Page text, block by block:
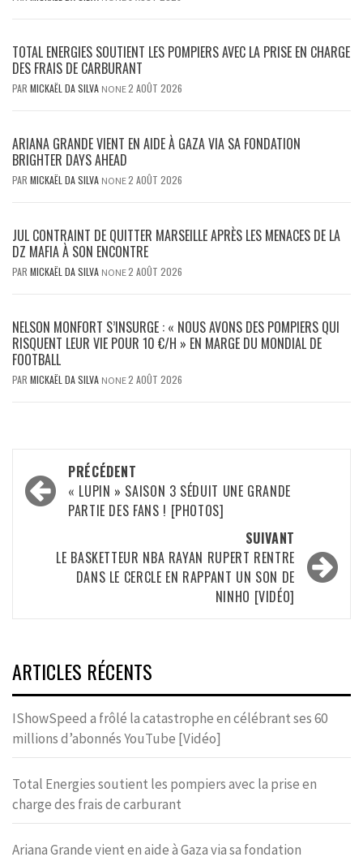
TOTAL ENERGIES SOUTIENT LES POMPIERS AVEC LA PRISE EN CHARGE
DES FRAIS DE CARBURANT
PAR MICKAËL DA SILVA NONE2 AOÛT 2026
ARIANA GRANDE VIENT EN AIDE À GAZA VIA SA FONDATION
BRIGHTER DAYS AHEAD
PAR MICKAËL DA SILVA NONE2 AOÛT 2026
JUL CONTRAINT DE QUITTER MARSEILLE APRÈS LES MENACES DE LA
DZ MAFIA À SON ENCONTRE
PAR MICKAËL DA SILVA NONE2 AOÛT 2026
NELSON MONFORT S’INSURGE : « NOUS AVONS DES POMPIERS QUI
RISQUENT LEUR VIE POUR 10 €/H » EN MARGE DU MONDIAL DE
FOOTBALL
PAR MICKAËL DA SILVA NONE2 AOÛT 2026
Navigation
d’article
PRÉCÉDENT
« LUPIN » SAISON 3 SÉDUIT UNE GRANDE
PARTIE DES FANS ! [PHOTOS]
SUIVANT
LE BASKETTEUR NBA RAYAN RUPERT RENTRE
DANS LE CERCLE EN RAPPANT UN SON DE
NINHO [VIDÉO]
ARTICLES RÉCENTS
IShowSpeed a frôlé la catastrophe en célébrant ses 60
millions d’abonnés YouTube [Vidéo]
Total Energies soutient les pompiers avec la prise en
charge des frais de carburant
Ariana Grande vient en aide à Gaza via sa fondation